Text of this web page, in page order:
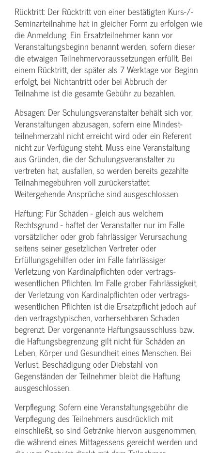
Rücktritt: Der Rücktritt von einer bestätigten Kurs-/­
Seminarteilnahme hat in gleicher Form zu erfolgen wie
die Anmeldung. Ein Ersatzteilnehmer kann vor
Veranstaltungs­beginn benannt werden, sofern dieser
die etwaigen Teilnehmer­voraussetzungen erfüllt. Bei
einem Rücktritt, der später als 7 Werktage vor Beginn
erfolgt, bei Nichtantritt oder bei Abbruch der
Teilnahme ist die gesamte Gebühr zu bezahlen.
Absagen: Der Schulungs­veranstalter behält sich vor,
Veranstaltungen abzusagen, sofern eine Mindest­
teilnehmerzahl nicht erreicht wird oder ein Referent
nicht zur Verfügung steht. Muss eine Veranstaltung
aus Gründen, die der Schulungs­veranstalter zu
vertreten hat, ausfallen, so werden bereits gezahlte
Teilnahme­gebühren voll zurückerstattet.
Weitergehende Ansprüche sind ausgeschlossen.
Haftung: Für Schäden - gleich aus welchem
Rechtsgrund - haftet der Veranstalter nur im Falle
vorsätzlicher oder grob fahrlässiger Verursachung
seitens seiner gesetzlichen Vertreter oder
Erfüllungsgehilfen oder im Falle fahrlässiger
Verletzung von Kardinalpflichten oder vertrags­
wesentlichen Pflichten. Im Falle grober Fahrlässigkeit,
der Verletzung von Kardinalpflichten oder vertrags­
wesentlichen Pflichten ist die Ersatzpflicht jedoch auf
den vertragstypischen, vorhersehbaren Schaden
begrenzt. Der vorgenannte Haftungs­ausschluss bzw.
die Haftungs­begrenzung gilt nicht für Schäden an
Leben, Körper und Gesundheit eines Menschen. Bei
Verlust, Beschädigung oder Diebstahl von
Gegenständen der Teilnehmer bleibt die Haftung
ausgeschlossen.
Verpflegung: Sofern eine Veranstaltungs­gebühr die
Verpflegung des Teilnehmers ausdrücklich mit
einschließt, so sind Getränke hiervon ausgenommen,
die während eines Mittagessens gereicht werden und